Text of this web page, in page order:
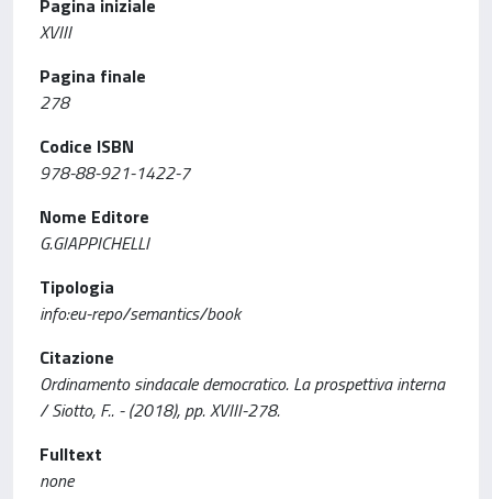
Pagina iniziale
XVIII
Pagina finale
278
Codice ISBN
978-88-921-1422-7
Nome Editore
G.GIAPPICHELLI
Tipologia
info:eu-repo/semantics/book
Citazione
Ordinamento sindacale democratico. La prospettiva interna
/ Siotto, F.. - (2018), pp. XVIII-278.
Fulltext
none